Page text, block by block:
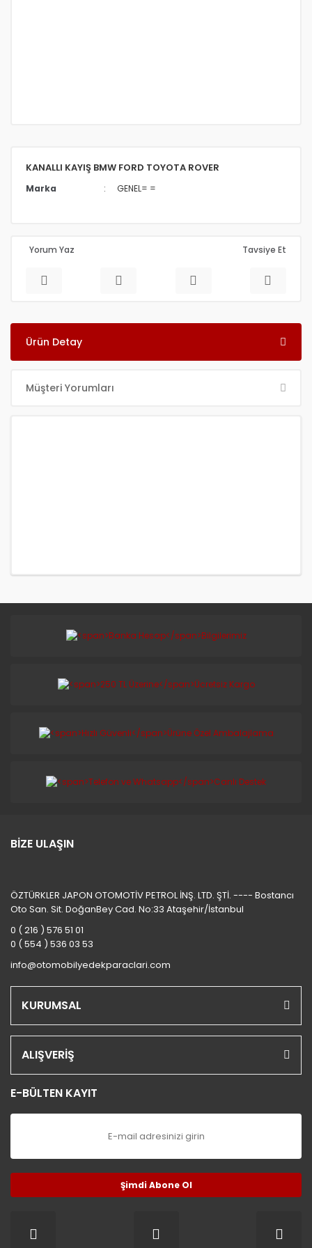
KANALLI KAYIŞ BMW FORD TOYOTA ROVER
Marka GENEL= =
Yorum Yaz Tavsiye Et
Ürün Detay
Müşteri Yorumları
BİZE ULAŞIN
ÖZTÜRKLER JAPON OTOMOTİV PETROL İNŞ. LTD. ŞTİ. ---- Bostancı
Oto San. Sit. DoğanBey Cad. No:33 Ataşehir/İstanbul
0 ( 216 ) 576 51 01
0 ( 554 ) 536 03 53
info@otomobilyedekparaclari.com
KURUMSAL
ALIŞVERİŞ
E-BÜLTEN KAYIT
Şimdi Abone Ol